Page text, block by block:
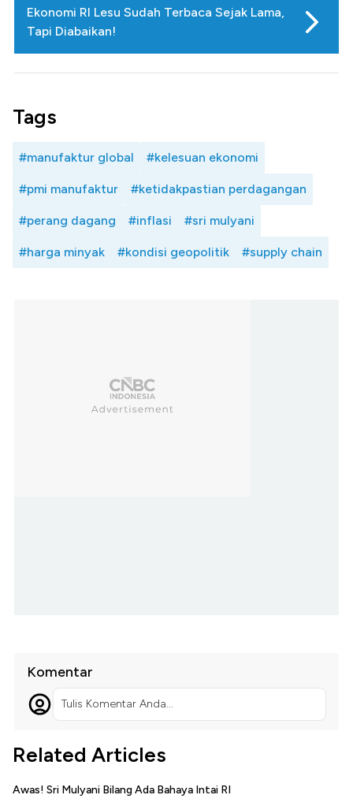
Ekonomi RI Lesu Sudah Terbaca Sejak Lama,
Tapi Diabaikan!
Tags
#manufaktur global #kelesuan ekonomi
#pmi manufaktur #ketidakpastian perdagangan
#perang dagang #inflasi #sri mulyani
#harga minyak #kondisi geopolitik #supply chain
Komentar
Tulis Komentar Anda...
Related Articles
Awas! Sri Mulyani Bilang Ada Bahaya Intai RI